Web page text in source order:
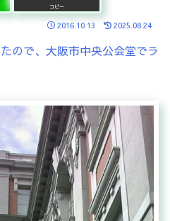
コピー
2016.10.13 2025.08.24
ので、大阪市中央公会堂でラ